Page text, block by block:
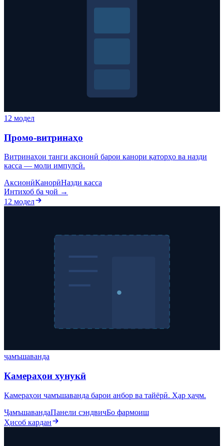
12 модел
Промо-витринаҳо
Витринаҳои танги аксионӣ барои канори қаторҳо ва назди
касса — моли импулсӣ.
АксионӣКанорӣНазди касса
Интихоб ба ҷой →
12 модел
ҷамъшаванда
Камераҳои хунукӣ
Камераҳои ҷамъшаванда барои анбор ва тайёрӣ. Ҳар ҳаҷм.
ҶамъшавандаПанели сэндвичБо фармоиш
Ҳисоб кардан